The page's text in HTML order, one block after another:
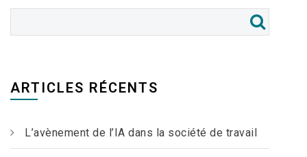
ARTICLES RÉCENTS
L’avènement de l’IA dans la société de travail